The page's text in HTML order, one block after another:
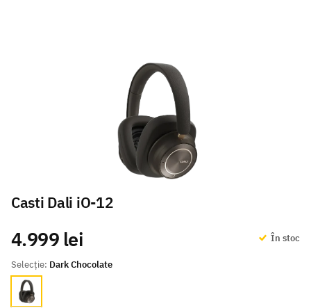
Casti Dali iO-12
În stoc
Selecție: Dark Chocolate
Dark Chocolate
4.999 lei